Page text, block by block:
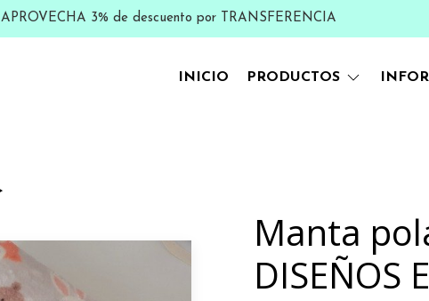
APROVECHA 3% de descuento por TRANSFERENCIA
INICIO PRODUCTOS
Manta
DISEÑOS